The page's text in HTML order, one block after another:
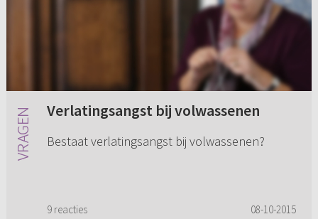
Verlatingsangst bij volwassenen
Bestaat verlatingsangst bij volwassenen?
9 reacties 08-10-2015